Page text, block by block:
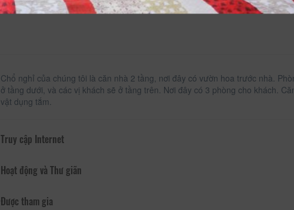
Chổ nghỉ của chúng tôi là căn nhà 2 tầng, nơi đây có vườn hoa trước nhà.
ở tầng dưới, và các vị khách sẽ ở tầng trên. Nơi đây có 3 phòng cho khách.
vật dụng tắm.
Truy cập Internet
Hoạt động và Thư giãn
Được tham gia